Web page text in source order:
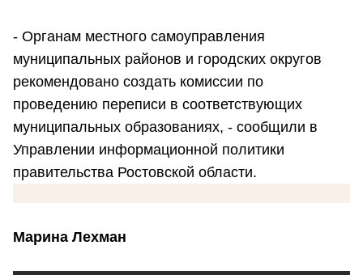
- Органам местного самоуправления
муниципальных районов и городских округов
рекомендовано создать комиссии по
проведению переписи в соответствующих
муниципальных образованиях, - сообщили в
Управлении информационной политики
правительства Ростовской области.
Марина Лехман